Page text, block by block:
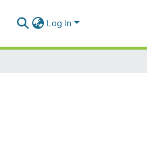
Log In